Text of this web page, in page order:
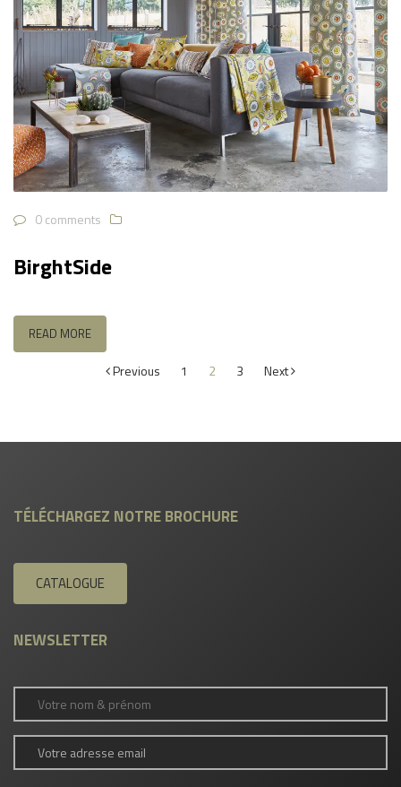
0 comments
BirghtSide
READ MORE
Previous 1 2 3 Next
TÉLÉCHARGEZ NOTRE BROCHURE
CATALOGUE
NEWSLETTER